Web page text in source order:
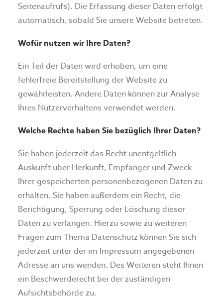
Seitenaufrufs). Die Erfassung dieser Daten erfolgt
automatisch, sobald Sie unsere Website betreten.
Wofür nutzen wir Ihre Daten?
Ein Teil der Daten wird erhoben, um eine
fehlerfreie Bereitstellung der Website zu
gewährleisten. Andere Daten können zur Analyse
Ihres Nutzerverhaltens verwendet werden.
Welche Rechte haben Sie bezüglich Ihrer Daten?
Sie haben jederzeit das Recht unentgeltlich
Auskunft über Herkunft, Empfänger und Zweck
Ihrer gespeicherten personenbezogenen Daten zu
erhalten. Sie haben außerdem ein Recht, die
Berichtigung, Sperrung oder Löschung dieser
Daten zu verlangen. Hierzu sowie zu weiteren
Fragen zum Thema Datenschutz können Sie sich
jederzeit unter der im Impressum angegebenen
Adresse an uns wenden. Des Weiteren steht Ihnen
ein Beschwerderecht bei der zuständigen
Aufsichtsbehörde zu.